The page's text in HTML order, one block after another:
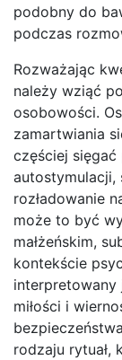
podobny do
podczas
Rozważając
należy wziąć
osobowości.
zamartwiania
częściej
autostymulacji,
rozładowanie
może to być
małżeńskim,
kontekście
interpretowany
miłości i
rodzaju rytuał,